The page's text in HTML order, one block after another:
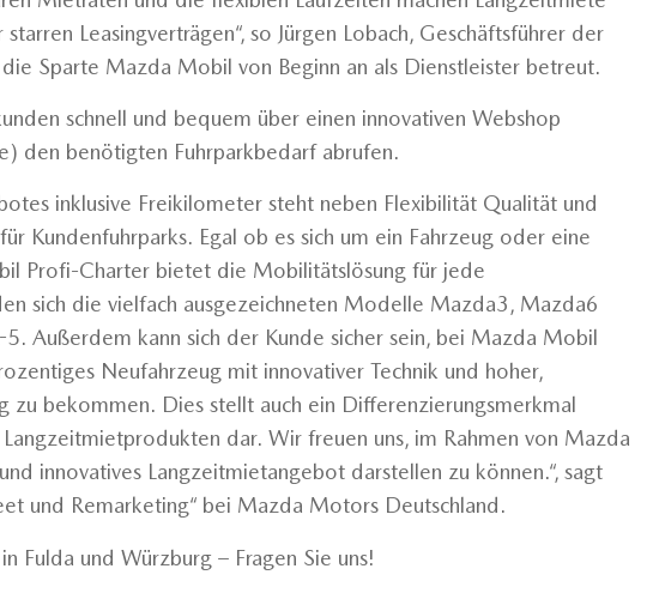
Leasingverträgen“, so Jürgen Lobach, Geschäftsführer der
Sparte Mazda Mobil von Beginn an als Dienstleister betreut.
schnell und bequem über einen innovativen Webshop
den benötigten Fuhrparkbedarf abrufen.
inklusive Freikilometer steht neben Flexibilität Qualität und
Kundenfuhrparks. Egal ob es sich um ein Fahrzeug oder eine
Profi-Charter bietet die Mobilitätslösung für jede
sich die vielfach ausgezeichneten Modelle Mazda3, Mazda6
Außerdem kann sich der Kunde sicher sein, bei Mazda Mobil
Neufahrzeug mit innovativer Technik und hoher,
zu bekommen. Dies stellt auch ein Differenzierungsmerkmal
dar. Wir freuen uns, im Rahmen von Mazda
innovatives Langzeitmietangebot darstellen zu können.“, sagt
und Remarketing“ bei Mazda Motors Deutschland.
Fulda und Würzburg – Fragen Sie uns!